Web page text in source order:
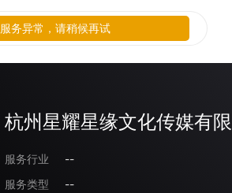
杭州星耀星缘文化传媒有
服务行业
--
服务类型
--
服务异常，请稍候再试